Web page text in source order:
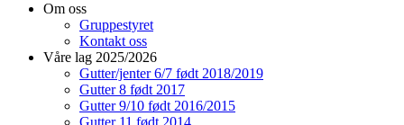
Om oss
Gruppestyret
Kontakt oss
Våre lag 2025/2026
Gutter/jenter 6/7 født 2018/2019
Gutter 8 født 2017
Gutter 9/10 født 2016/2015
Gutter 11 født 2014